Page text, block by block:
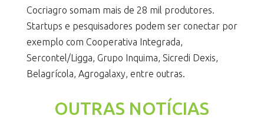
Cocriagro somam mais de 28 mil produtores.
Startups e pesquisadores podem ser conectar por
exemplo com Cooperativa Integrada,
Sercontel/Ligga, Grupo Inquima, Sicredi Dexis,
Belagrícola, Agrogalaxy, entre outras.
OUTRAS NOTÍCIAS